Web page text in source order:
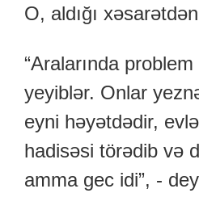
O, aldığı
“Aralarında
yeyiblər. Onlar
eyni həyətdədir,
hadisəsi törədib və
amma gec idi”, -